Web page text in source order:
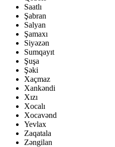
Saatlı
Şabran
Salyan
Şamaxı
Siyəzən
Sumqayıt
Şuşa
Şəki
Xaçmaz
Xankəndi
Xızı
Xocalı
Xocavənd
Yevlax
Zaqatala
Zəngilan